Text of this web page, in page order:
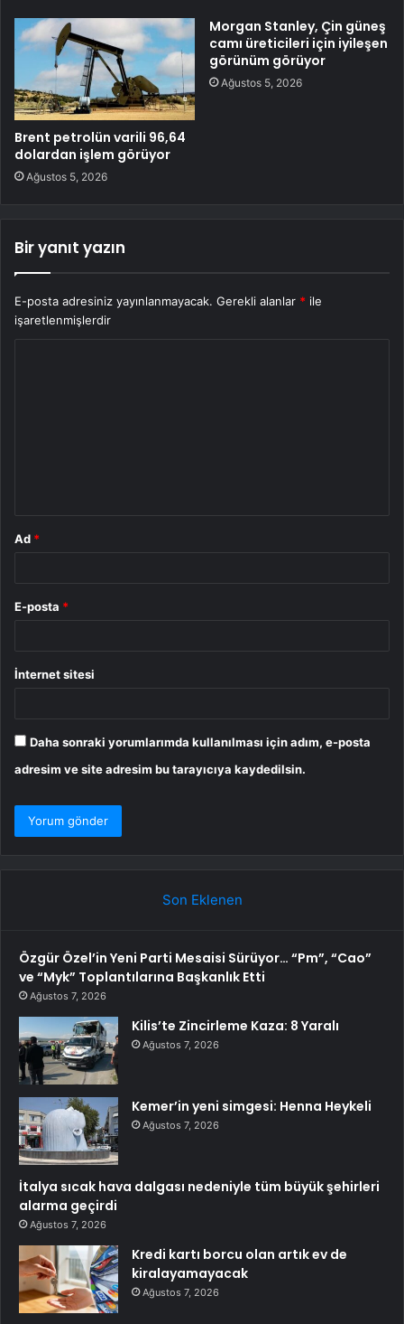
Brent petrolün varili 96,64
dolardan işlem görüyor
Ağustos 5, 2026
Morgan Stanley, Çin güneş
camı üreticileri için iyileşen
görünüm görüyor
Ağustos 5, 2026
Bir yanıt yazın
E-posta adresiniz yayınlanmayacak. Gerekli alanlar * ile
işaretlenmişlerdir
Ad *
E-posta *
İnternet sitesi
Daha sonraki yorumlarımda kullanılması için adım, e-posta
adresim ve site adresim bu tarayıcıya kaydedilsin.
Son Eklenen
Özgür Özel’in Yeni Parti Mesaisi Sürüyor… “Pm”, “Cao”
ve “Myk” Toplantılarına Başkanlık Etti
Ağustos 7, 2026
Kilis’te Zincirleme Kaza: 8 Yaralı
Ağustos 7, 2026
Kemer’in yeni simgesi: Henna Heykeli
Ağustos 7, 2026
İtalya sıcak hava dalgası nedeniyle tüm büyük şehirleri
alarma geçirdi
Ağustos 7, 2026
Kredi kartı borcu olan artık ev de
kiralayamayacak
Ağustos 7, 2026